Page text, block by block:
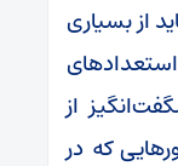
از بسیاری
از
که در